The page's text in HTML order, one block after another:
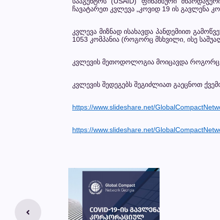
ჩავატარეთ კვლევა „კოვიდ 19 ის გავლენა
კვლევა მიზნად ისახავდა პანდემიით
1053 კომპანია (როგორც მსხვილი, ისე
კვლევის მეთოდოლოგია მოიცავდა როგორც
კვლევის შედეგებს შეგიძლიათ გაეცნოთ
https://www.slideshare.net/
https://www.slideshare.net/